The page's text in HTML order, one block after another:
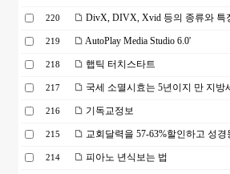
220 DivX, DIVX, Xvid 등의 종류와 특
219 AutoPlay Media Studio 6.0'
218 햅틱 터치스타트
217 국세 소멸시효는 5년이지 만 지방
216 기독교정보
215 교회달력을 57-63%할인하고 성
214 피아노 년식보는 법